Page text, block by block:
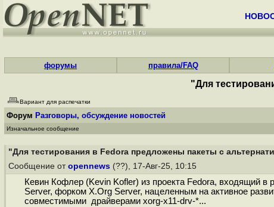
форумы правила/FAQ
"Для
Вариант для распечатки
Форум Разговоры, обсуждение новостей
Изначальное сообщение
"Для тестирования в Fedora предложены пакеты с
Сообщение от opennews (??), 17-Авг-25, 10:15
Кевин Кофлер (Kevin Kofler) из проекта Fedora, входящий
Server, форком X.Org Server, нацеленным на активное
совместимыми драйверами xorg-x11-drv-*...